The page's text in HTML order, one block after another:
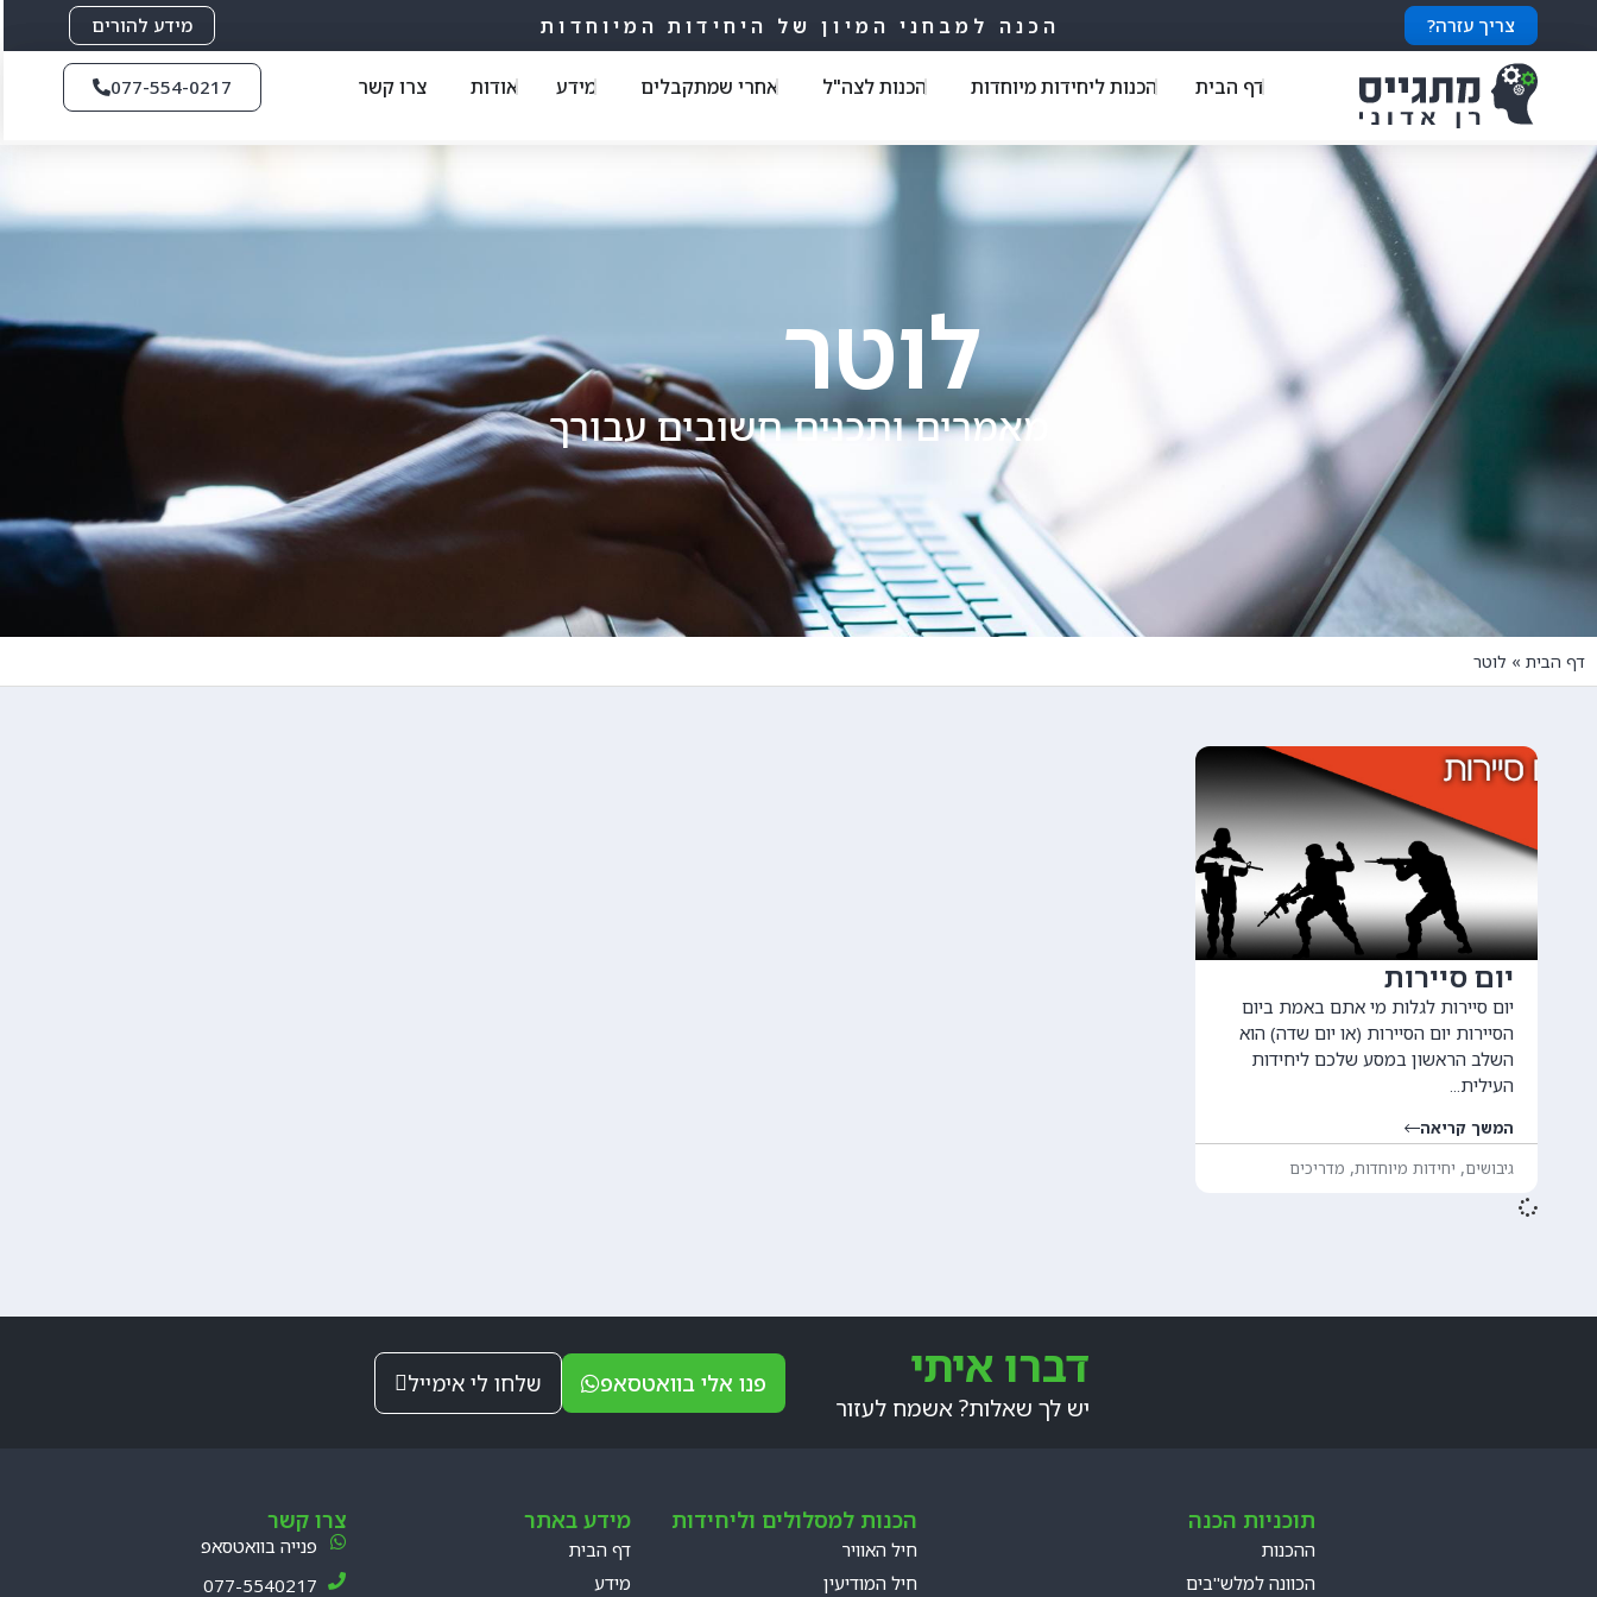
צריך עזרה? הכנה למבחני המיון של היחידות המיוחדות מידע להורים
דף הבית הכנות ליחידות מיוחדות הכנות לצה"ל אחרי שמתקבלים מידע אודות צרו קשר 077-554-0217
לוטר
מאמרים ותכנים חשובים עבורך
דף הבית » לוטר
יום סיירות
יום סיירות לגלות מי אתם באמת ביום
הסיירות יום הסיירות (או יום שדה) הוא
השלב הראשון במסע שלכם ליחידות
העילית...
המשך קריאה
גיבושים, יחידות מיוחדות, מדריכים
דברו איתי
יש לך שאלות? אשמח לעזור
פנו אלי בוואטסאפ שלחו לי אימייל
תוכניות הכנה
ההכנות
הכוונה למלש"בים
הכנות למסלולים וליחידות
חיל האוויר
חיל המודיעין
מידע באתר
דף הבית
מידע
צרו קשר
פנייה בוואטסאפ
077-5540217